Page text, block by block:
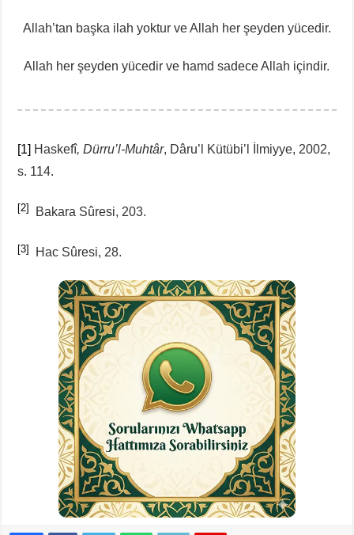
Allah’tan başka ilah yoktur ve Allah her şeyden yücedir.
Allah her şeyden yücedir ve hamd sadece Allah içindir.
[1] Haskefî, Dürru’l-Muhtâr, Dâru’l Kütübi’l İlmiyye, 2002,
s. 114.
[2] Bakara Sûresi, 203.
[3] Hac Sûresi, 28.